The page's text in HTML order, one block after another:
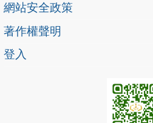
網站安全政策
著作權聲明
登入